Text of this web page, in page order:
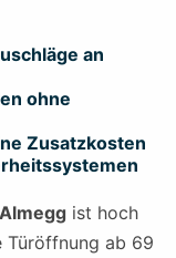
an
ohne
Zusatzkosten
Almegg ist hoch
Türöffnung ab 69